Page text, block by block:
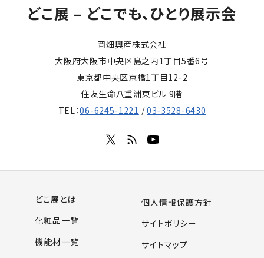
どこ展 – どこでも、ひとり展示会
岡畑興産株式会社
大阪府大阪市中央区島之内1丁目5番6号
東京都中央区京橋1丁目12-2
住友生命八重洲東ビル 9階
TEL：06-6245-1221 /03-3528-6430
どこ展とは
化粧品一覧
機能材一覧
個人情報保護方針
サイトポリシー
サイトマップ